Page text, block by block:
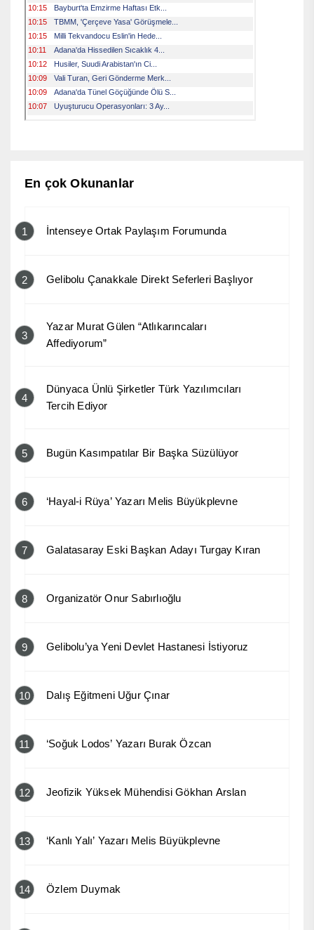
En çok Okunanlar
1 İntenseye Ortak Paylaşım Forumunda
2 Gelibolu Çanakkale Direkt Seferleri Başlıyor
3
Yazar Murat Gülen “Atlıkarıncaları
Affediyorum”
4
Dünyaca Ünlü Şirketler Türk Yazılımcıları
Tercih Ediyor
5 Bugün Kasımpatılar Bir Başka Süzülüyor
6 ‘Hayal-i Rüya’ Yazarı Melis Büyükplevne
7 Galatasaray Eski Başkan Adayı Turgay Kıran
8 Organizatör Onur Sabırlıoğlu
9 Gelibolu’ya Yeni Devlet Hastanesi İstiyoruz
10 Dalış Eğitmeni Uğur Çınar
11 ‘Soğuk Lodos’ Yazarı Burak Özcan
12 Jeofizik Yüksek Mühendisi Gökhan Arslan
13 ‘Kanlı Yalı’ Yazarı Melis Büyükplevne
14 Özlem Duymak